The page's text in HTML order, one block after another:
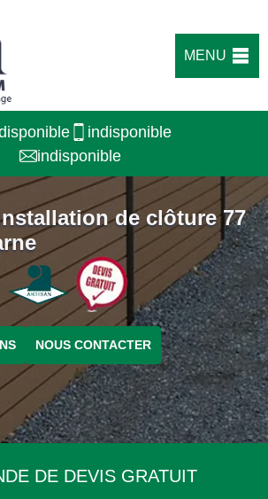
MENU
indisponible
indisponible
de clôture 77
NOUS CONTACTER
DE DEVIS GRATUIT